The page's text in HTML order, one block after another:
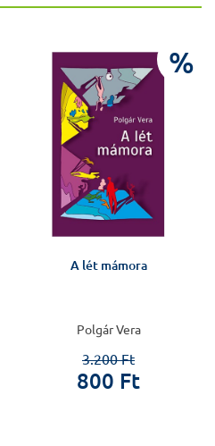
%
A lét mámora
Polgár Vera
3.200 Ft
800 Ft